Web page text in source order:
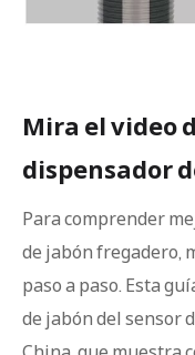
Mira el video
dispensador
Para comprender
de jabón fregadero,
paso a paso. Esta
de jabón del sensor